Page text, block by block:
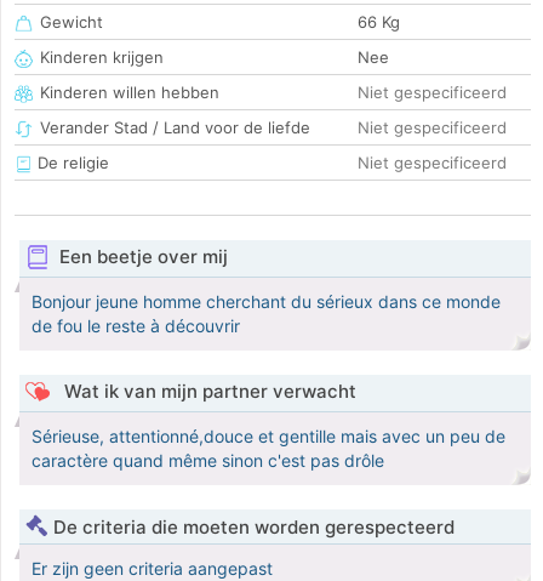
Gewicht
66 Kg
Kinderen krijgen
Nee
Kinderen willen hebben
Niet gespecificeerd
Verander Stad / Land voor de liefde
Niet gespecificeerd
De religie
Niet gespecificeerd
Een beetje over mij
Bonjour jeune homme cherchant du sérieux dans ce monde
de fou le reste à découvrir
Wat ik van mijn partner verwacht
Sérieuse, attentionné,douce et gentille mais avec un peu de
caractère quand même sinon c'est pas drôle
De criteria die moeten worden gerespecteerd
Er zijn geen criteria aangepast